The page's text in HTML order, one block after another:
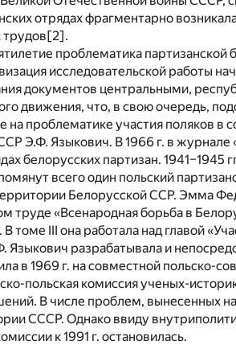
отрядах фрагментарно
[2].
проблематика
исследовательской работы
документов центральными,
движения, что, в свою очередь,
проблематике участия поляков в
Э.Ф. Языкович. В 1966 г. в
белорусских партизан. 1941–1945
всего один польский
Белорусской ССР. Эмма
труде «Всенародная борьба в
томе III она работала над главой
Языкович разрабатывала и
в 1969 г. на совместной польско-
польская комиссия ученых-
В числе проблем, вынесенных
СССР. Однако ввиду
к 1991 г. остановилась.